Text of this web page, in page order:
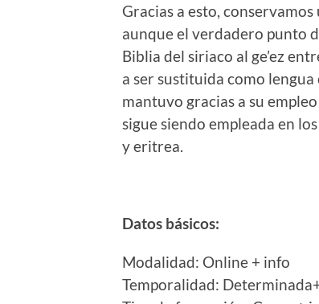
Gracias a esto, conservamos
aunque el verdadero punto
Biblia del siriaco al ge’ez
a ser sustituida como
mantuvo gracias a su
sigue siendo empleada en
y eritrea.
Datos básicos:
Modalidad: Online + info
Temporalidad: